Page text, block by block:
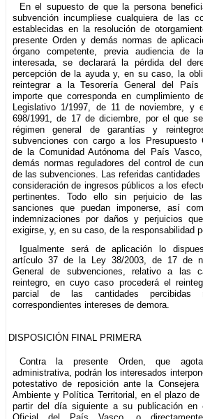
En el supuesto de que la persona
subvención incumpliese cualquiera de las
establecidas en la resolución de
presente Orden y demás normas de
órgano competente, previa audiencia de
interesada, se declarará la pérdida del
percepción de la ayuda y, en su caso, la
reintegrar a la Tesorería General del País
importe que corresponda en cumplimiento
Legislativo 1/1997, de 11 de noviembre, y
698/1991, de 17 de diciembre, por el que
régimen general de garantías y
subvenciones con cargo a los Presupuesto
de la Comunidad Autónoma del País
demás normas reguladores del control de
de las subvenciones. Las referidas cantidades
consideración de ingresos públicos a los
pertinentes. Todo ello sin perjuicio de
sanciones que puedan imponerse, así
indemnizaciones por daños y perjuicios
exigirse, y, en su caso, de la responsabilidad
Igualmente será de aplicación lo
artículo 37 de la Ley 38/2003, de 17 de
General de subvenciones, relativo a las
reintegro, en cuyo caso procederá el
parcial de las cantidades percibidas
correspondientes intereses de demora.
DISPOSICIÓN FINAL PRIMERA
Contra la presente Orden, que
administrativa, podrán los interesados
potestativo de reposición ante la Consejera
Ambiente y Política Territorial, en el plazo
partir del día siguiente a su publicación en